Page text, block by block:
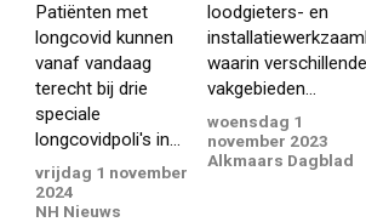
Patiënten met
longcovid kunnen
vanaf vandaag
terecht bij drie
speciale
longcovidpoli's in...
vrijdag 1 november
2024
NH Nieuws
loodgieters- en
waarin verschillende
vakgebieden...
woensdag 1
november 2023
Alkmaars Dagblad